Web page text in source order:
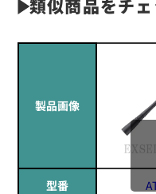
類似商品をチェ
製品画像
型番